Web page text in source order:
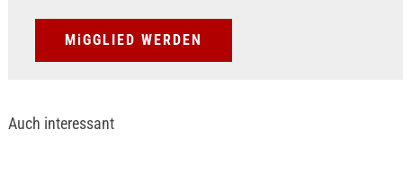
MiGGLIED WERDEN
Auch interessant